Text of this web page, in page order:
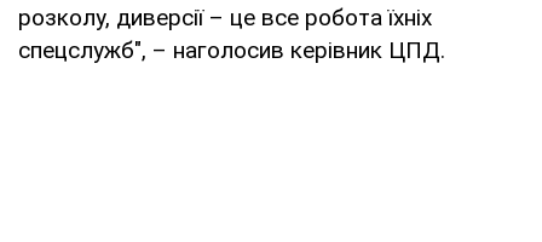
розколу, диверсії – це все робота їхніх
спецслужб", – наголосив керівник ЦПД.